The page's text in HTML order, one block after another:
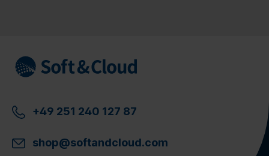
+49 251 240 127 87
shop@softandcloud.com